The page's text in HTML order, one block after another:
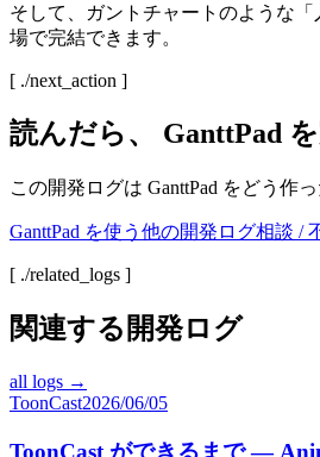
そして、ガントチャートのような
場で完結できます。
[ ./next_action ]
読んだら、 GanttPad
この開発ログは GanttPad をどう作
GanttPad を使う 他の開発ログ相談 /
[ ./related_logs ]
関連する開発ログ
all logs →
ToonCast2026/06/05
ToonCast ができるまで —